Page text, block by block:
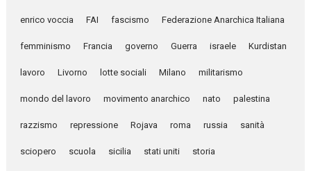
enrico voccia FAI fascismo Federazione Anarchica Italiana
femminismo Francia governo Guerra israele Kurdistan
lavoro Livorno lotte sociali Milano militarismo
mondo del lavoro movimento anarchico nato palestina
razzismo repressione Rojava roma russia sanità
sciopero scuola sicilia stati uniti storia